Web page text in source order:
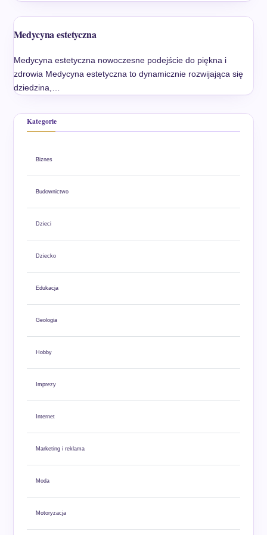
Medycyna estetyczna
Medycyna estetyczna nowoczesne podejście do piękna i
zdrowia Medycyna estetyczna to dynamicznie rozwijająca się
dziedzina,…
Kategorie
Biznes
Budownictwo
Dzieci
Dziecko
Edukacja
Geologia
Hobby
Imprezy
Internet
Marketing i reklama
Moda
Motoryzacja